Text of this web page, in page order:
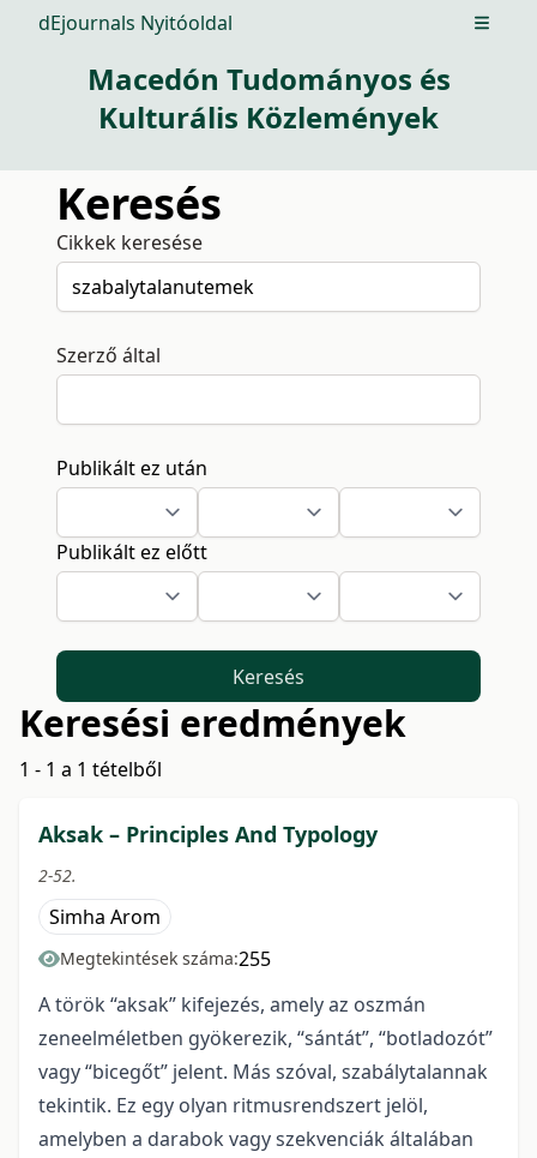
dEjournals Nyitóoldal Open
Macedón Tudományos és
Kulturális Közlemények
Keresés
Cikkek keresése
Szerző által
Publikált ez után
Publikált ez előtt
Keresés
Keresési eredmények
1 - 1 a 1 tételből
Aksak – Principles And Typology
2-52.
Simha Arom
Megtekintések száma:255
A török “aksak” kifejezés, amely az oszmán
zeneelméletben gyökerezik, “sántát”, “botladozót”
vagy “bicegőt” jelent. Más szóval, szabálytalannak
tekintik. Ez egy olyan ritmusrendszert jelöl,
amelyben a darabok vagy szekvenciák általában